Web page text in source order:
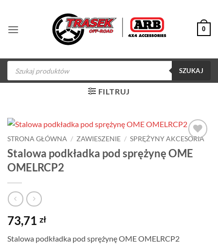
zawartości
0
Wyszukiwarka
produktów
SZUKAJ
FILTRUJ
Dodaj do
obserwowanych
STRONA GŁÓWNA / ZAWIESZENIE / SPRĘŻYNY AKCESORIA
Stalowa podkładka pod sprężynę OME
OMELRCP2
73,71 zł
Stalowa podkładka pod sprężynę OME OMELRCP2